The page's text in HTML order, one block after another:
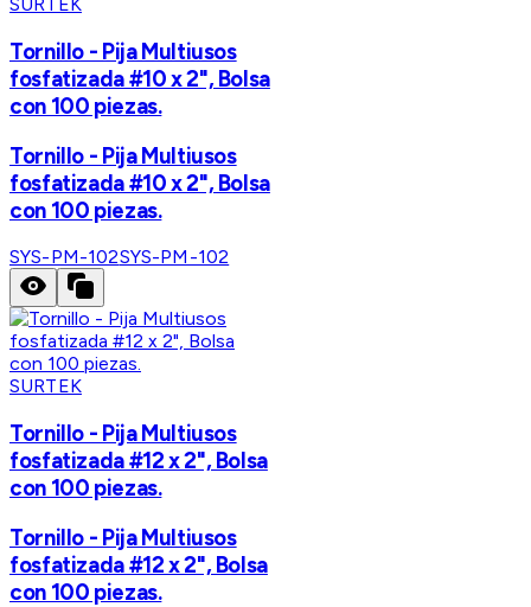
Tornillo - Pija Multiusos
fosfatizada #10 x 2", Bolsa
con 100 piezas.
Tornillo - Pija Multiusos
fosfatizada #10 x 2", Bolsa
con 100 piezas.
SYS-PM-102SYS-PM-102
SURTEK
Tornillo - Pija Multiusos
fosfatizada #12 x 2", Bolsa
con 100 piezas.
Tornillo - Pija Multiusos
fosfatizada #12 x 2", Bolsa
con 100 piezas.